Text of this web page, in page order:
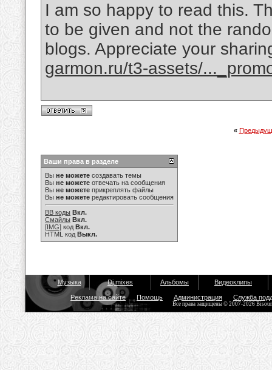
I am so happy to read this.
to be given and not the
blogs. Appreciate your
garmon.ru/t3-assets/
«
Ваши права в разделе
Вы не можете создавать темы
Вы не можете отвечать на сообщения
Вы не можете прикреплять файлы
Вы не можете редактировать сообщения
BB коды Вкл.
Смайлы Вкл.
[IMG] код Вкл.
HTML код Выкл.
Музыка Dj mixes Альбомы Видеоклипы
Реклама на сайте Помощь Администрация Служба
Все права защищены © 2007-2026